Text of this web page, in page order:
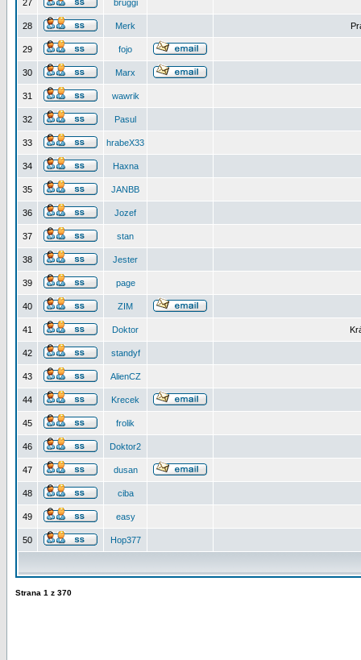
27 bruggi
28 Merk
29 fojo
30 Marx
31 wawrik
32 Pasul
33 hrabeX33
34 Haxna
35 JANBB
36 Jozef
37 stan
38 Jester
39 page
40 ZIM
41 Doktor
42 standyf
43 AlienCZ
44 Krecek
45 frolik
46 Doktor2
47 dusan
48 ciba
49 easy
50 Hop377
Strana 1 z 370